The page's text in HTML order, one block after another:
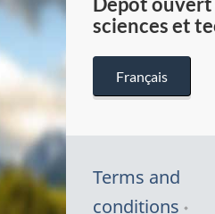
sciences et
Français
Terms and
conditions